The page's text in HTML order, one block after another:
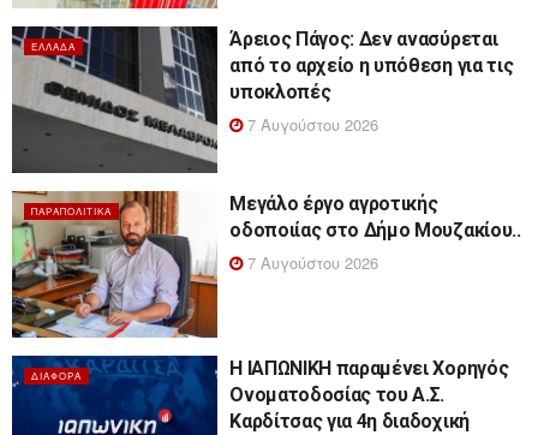
ΕΛΛΆΔΑ
Άρειος Πάγος: Δεν ανασύρεται
από το αρχείο η υπόθεση για τις
υποκλοπές
7 Αυγούστου 2026
ΠΑΡΑΠΟΛΙΤΙΚΆ
Μεγάλο έργο αγροτικής
οδοποιίας στο Δήμο Μουζακίου..
7 Αυγούστου 2026
ΔΙΆΦΟΡΑ
Η ΙΑΠΩΝΙΚΗ παραμένει Χορηγός
Ονοματοδοσίας του Α.Σ.
Καρδίτσας για 4η διαδοχική